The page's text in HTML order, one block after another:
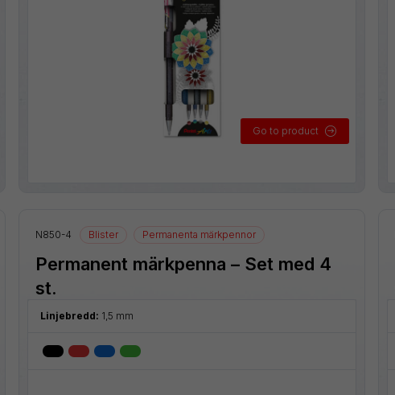
Go to product
N850-4 Blister Permanenta märkpennor
Permanent märkpenna – Set med 4
st.
Linjebredd: 1,5 mm